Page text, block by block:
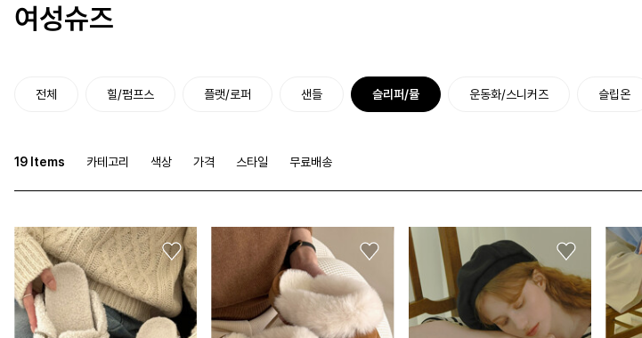
여성슈즈
전체 힐/펌프스 플랫/로퍼 샌들 슬리퍼/뮬 운동화/스니커즈 슬립온
19 Items 카테고리 색상 가격 스타일 무료배송